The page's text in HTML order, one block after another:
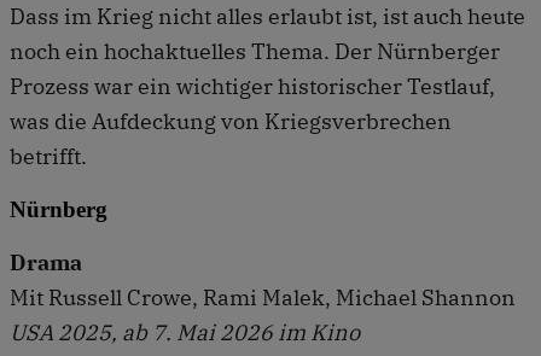
Dass im Krieg nicht alles erlaubt ist, ist auch heute
noch ein hochaktuelles Thema. Der Nürnberger
Prozess war ein wichtiger historischer Testlauf,
was die Aufdeckung von Kriegsverbrechen
betrifft.
Nürnberg
Drama
Mit Russell Crowe, Rami Malek, Michael Shannon
USA 2025, ab 7. Mai 2026 im Kino